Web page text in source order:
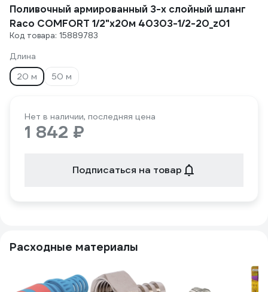
Поливочный армированный 3-х слойный шланг
Raco COMFORT 1/2"x20м 40303-1/2-20_z01
Код товара: 15889783
Длина
20 м
50 м
Нет в наличии, последняя цена
1 842 ₽
Подписаться на товар
Расходные материалы